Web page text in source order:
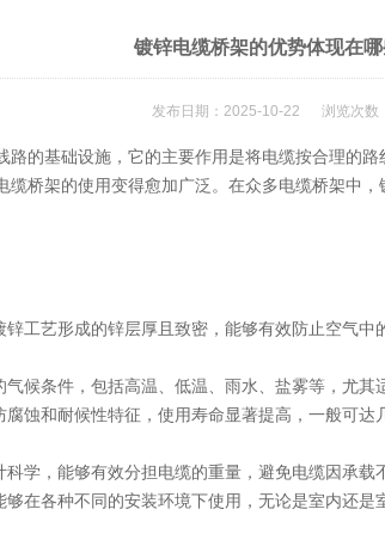
镀锌电缆桥架的优势体现在哪
发布日期：2025-10-22 浏览次数
的基础设施，它的主要作用是将电缆按合理的路
缆桥架的使用变得愈加广泛。在众多电缆桥架中
艺形成的锌层厚且致密，能够有效防止空气中
条件，包括高温、低温、雨水、盐雾等，尤其
和耐候性特征，使用寿命显著提高，一般可达
，能够有效分担电缆的重量，避免电缆因承载
各种不同的安装环境下使用，无论是室内还是